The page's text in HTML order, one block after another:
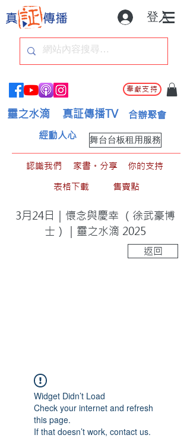
登入
奉獻支持
靈之水滴 真証傳播TV 合辦聚會
舞台台板租用服務
經動人心
認識我們 家書。分享
你的支持
表格下載
售賣點
3月24日｜懷念與慶幸 （徐武豪博
士）｜靈之水滴 2025
返回
Widget Didn’t Load
Check your internet and refresh
this page.
If that doesn’t work, contact us.